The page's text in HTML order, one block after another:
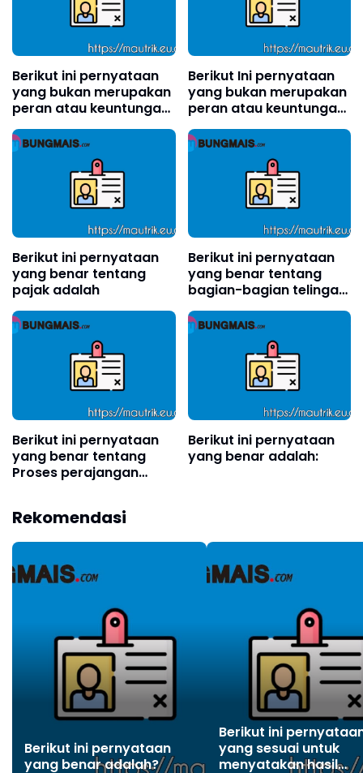
Berikut ini pernyataan
yang bukan merupakan
peran atau keuntungan
Indonesia dalam
organisasi internasional
adalah
Berikut Ini pernyataan
yang bukan merupakan
peran atau keuntungan
Indonesia dalam
organisasi internasional
adalah?
Berikut ini pernyataan
yang benar tentang
pajak adalah
Berikut ini pernyataan
yang benar tentang
bagian-bagian telinga
adalah . . . .(boleh pilih
lebih dari satu)?
Berikut ini pernyataan
yang benar tentang
Proses perajangan
Berikut ini pernyataan
yang benar adalah:
Rekomendasi
Berikut ini pernyataan
yang benar adalah?
Berikut ini
yang sesuai untuk
menyatakan hasil